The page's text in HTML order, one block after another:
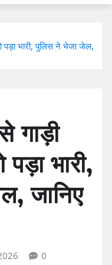
पड़ा भारी, पुलिस ने भेजा जेल,
गाड़ी
भारी,
जानिए
0